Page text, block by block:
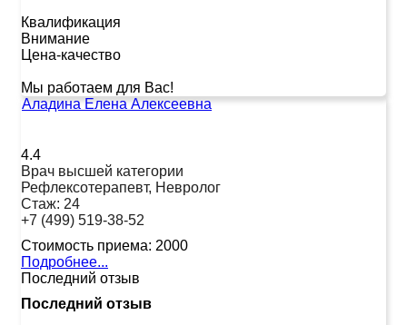
Квалификация
Внимание
Цена-качество
Мы работаем для Вас!
Аладина Елена Алексеевна
4.4
Врач высшей категории
Рефлексотерапевт, Невролог
Стаж: 24
+7 (499) 519-38-52
Стоимость приема: 2000
Подробнее...
Последний отзыв
Последний отзыв